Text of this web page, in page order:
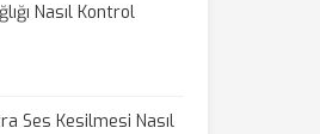
Nasıl Kontrol
Ses Kesilmesi Nasıl